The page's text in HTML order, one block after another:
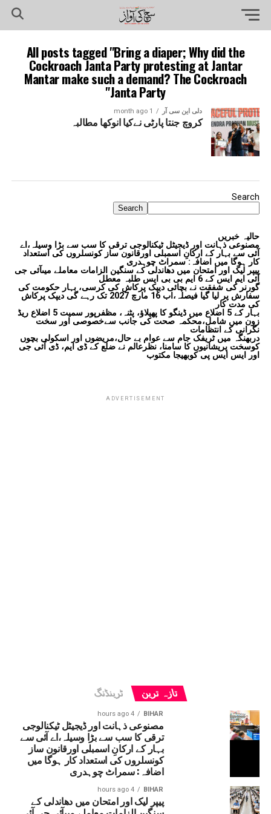
All posts tagged "Bring a diaper; Why did the
Cockroach Janta Party protesting at Jantar
Mantar make such a demand? The Cockroach
Janta Party"
دلی این سی آر 1 month ago
کروچ جنتا پارٹی نےکیا انوکھا مطالبہ
Search
Search
حالیہ خبریں
مصنوعی ذہانت اور ڈیجیٹل ٹیکنالوجی ترقی کا سب سے بڑا وسیلہ،اے
آئی سے بہار کے ارکانِ اسمبلی اورقانون ساز کونسلروں کی استعداد
کار ہوگا میں اضافہ: سمراٹ چوہدری
پیپر لیک اور امتحان میں دھاندلی کے سنگین الزامات معاملے میںآئی جی
آئی ایم ایس کے 6 ایم بی بی ایس طلبہ معطل
گورنر کی شفقت نے بچائی دیپک پرکاش کی کرسی، بہار حکومت کی
سفارش پر لیا گیا فیصلہ،اب 16 مارچ 2027 تک رہے گی دیپک پرکاش
کی مدت کار
بہار کے 5 اضلاع میں ڈینگو کا پھیلاؤ، پٹنہ، مظفرپور سمیت 5 اضلاع ریڈ
زون میں شامل،محکمہ صحت کی جانب سےخصوصی اور سخت
نگرانی کے انتظامات
دربھنگہ میں ٹریفک جام سے عوام بے حال،مریضوں اور اسکولی بچوں
کوسخت پریشانیوں کا سامنا، نظرعالم نے ضلع کے ڈی ایم، ڈی آئی جی
اور ایس ایس پی کوبھیجا مکتوب
ADVERTISEMENT
تازہ ترین ٹرینڈنگ
BIHAR
4 hours ago
مصنوعی ذہانت اور ڈیجیٹل ٹیکنالوجی
ترقی کا سب سے بڑا وسیلہ،اے آئی سے
بہار کے ارکانِ اسمبلی اورقانون ساز
کونسلروں کی استعداد کار ہوگا میں
اضافہ: سمراٹ چوہدری
BIHAR
4 hours ago
پیپر لیک اور امتحان میں دھاندلی کے